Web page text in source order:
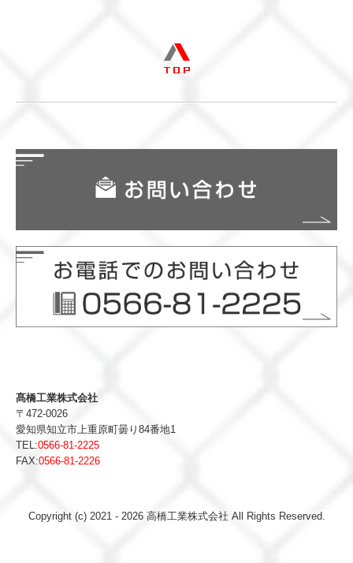
髙橋工業株式会社
〒472-0026
愛知県知立市上重原町曇り84番地1
TEL:0566-81-2225
FAX:0566-81-2226
Copyright (c) 2021 - 2026 高橋工業株式会社 All Rights Reserved.